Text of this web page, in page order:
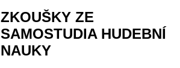
ZKOUŠKY ZE
SAMOSTUDIA HUDEBNÍ
NAUKY